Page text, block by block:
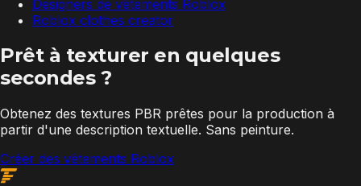
Designers de vêtements Roblox
Roblox clothes creator
Prêt à texturer en quelques
secondes ?
Obtenez des textures PBR prêtes pour la production à
partir d'une description textuelle. Sans peinture.
Créer des vêtements Roblox